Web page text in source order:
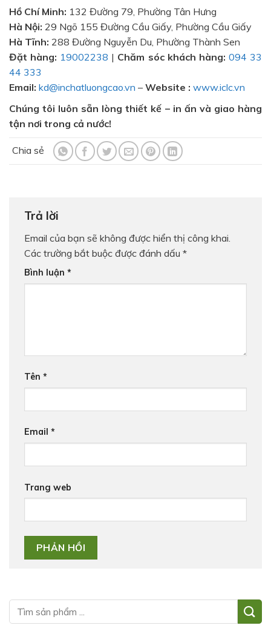
Hồ Chí Minh: 132 Đường 79, Phường Tân Hưng
Hà Nội: 29 Ngõ 155 Đường Cầu Giấy, Phường Cầu Giấy
Hà Tĩnh: 288 Đường Nguyễn Du, Phường Thành Sen
Đặt hàng: 19002238 | Chăm sóc khách hàng: 094 33
44 333
Email: kd@inchatluongcao.vn – Website : www.iclc.vn
Chúng tôi luôn sẵn lòng thiết kế – in ấn và giao hàng
tận nơi trong cả nước!
Trả lời
Email của bạn sẽ không được hiển thị công khai.
Các trường bắt buộc được đánh dấu *
Bình luận *
Tên *
Email *
Trang web